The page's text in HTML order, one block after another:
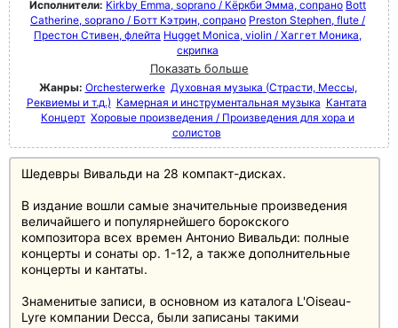
Исполнители: Kirkby Emma, soprano / Кёркби Эмма, сопрано Bott
Catherine, soprano / Ботт Кэтрин, сопрано Preston Stephen, flute /
Престон Стивен, флейта Hugget Monica, violin / Хаггет Моника,
скрипка
Показать больше
Жанры: Orchesterwerke Духовная музыка (Страсти, Мессы,
Реквиемы и т.д.) Камерная и инструментальная музыка Кантата
Концерт Хоровые произведения / Произведения для хора и
солистов
Шедевры Вивальди на 28 компакт-дисках.
В издание вошли самые значительные произведения
величайшего и популярнейшего борокского
композитора всех времен Антонио Вивальди: полные
концерты и сонаты op. 1-12, а также дополнительные
концерты и кантаты.
Знаменитые записи, в основном из каталога L'Oiseau-
Lyre компании Decca, были записаны такими